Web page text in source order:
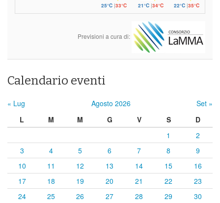
25°C|33°C 21°C|34°C 22°C |35°C
Previsioni a cura di:
Calendario eventi
« Lug Agosto 2026
Set »
L
M M G V S
D
1
2
3
4 5 6 7 8
9
10
11 12 13 14 15
16
17
18 19 20 21 22
23
24
25 26 27 28 29
30